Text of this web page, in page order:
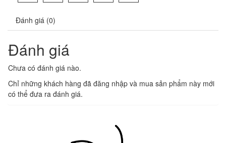
Đánh giá (0)
Đánh giá
Chưa có đánh giá nào.
Chỉ những khách hàng đã đăng nhập và mua sản phẩm này mới
có thể đưa ra đánh giá.